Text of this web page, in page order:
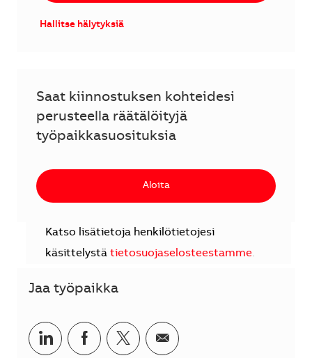
Hallitse hälytyksiä
Saat kiinnostuksen kohteidesi
perusteella räätälöityjä
työpaikkasuosituksia
Aloita
Katso lisätietoja henkilötietojesi
käsittelystä tietosuojaselosteestamme.
Jaa työpaikka
Jaa LinkedInissä
Jaa Facebookissa
Jaa Twitterissä
Jaa sähköpostilla